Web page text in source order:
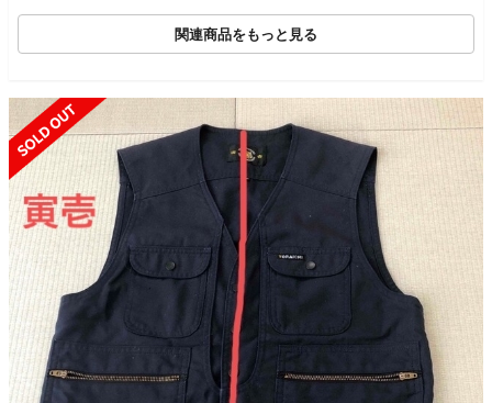
関連商品をもっと見る